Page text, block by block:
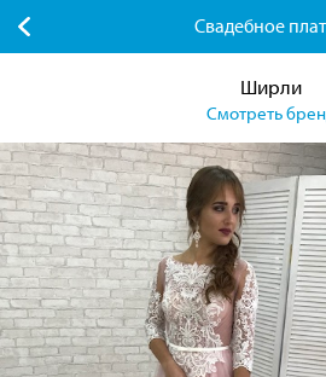
Свадебное
Ширли
Смотреть